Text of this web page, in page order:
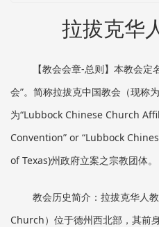
拉拔克华
【教会会章-总则】本教会定
会”。简称拉拔克中国教会（现称
为“Lubbock Chinese Church
Convention” or “Lubbock
of Texas)州政府立案之宗教团体。
教会历史简介：拉拔克华人
Church）位于德州西北部，其前